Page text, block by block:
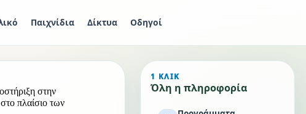
Παιχνίδια Δίκτυα Οδηγοί
στην
πλαίσιο των
1 ΚΛΙΚ
Όλη η πληροφορία